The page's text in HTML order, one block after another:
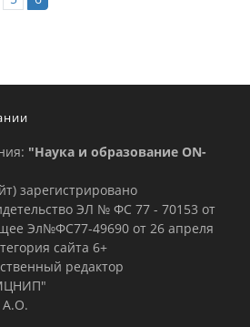
"Наука и образование ON-
зарегистрировано
ЭЛ № ФС 77 - 70153 от
Эл№ФC77-49690 от 26 апреля
сайта 6+
редактор
А.О.